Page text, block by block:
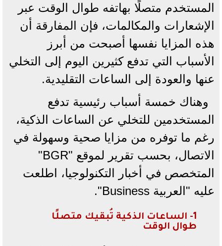
المستخدم متصلًا بهاتفه طوال الوقت عبر
الإشعارات والمكالمات، فإن المفارقة أن
هذه المزايا نفسها أصبحت من أبرز
الأسباب التي تدفع كثيرين اليوم إلى التخلي
عنها والعودة إلى الساعات التقليدية.
وهناك خمسة أسباب رئيسية تدفع
المستخدمين للتخلي عن الساعات الذكية،
رغم ما توفره من مزايا صحية وسهولة في
الاتصال، بحسب تقرير لموقع "BGR"
المتخصص في أخبار التكنولوجيا، اطلعت
عليه "العربية Business".
1- الساعات الذكية تُبقيك متصلًا
طوال الوقت